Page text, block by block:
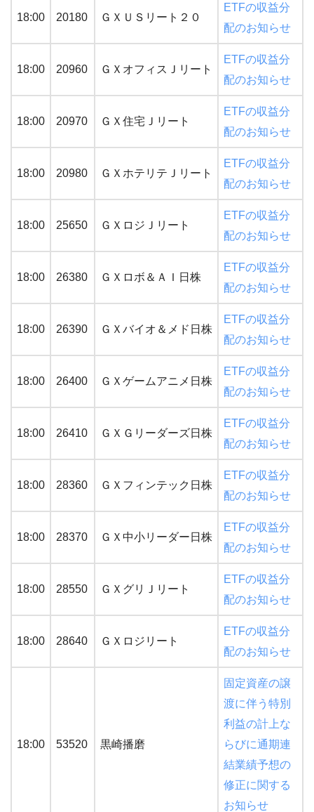
18:00 20180 ＧＸＵＳリート２０
ETFの収益分
配のお知らせ
18:00 20960 ＧＸオフィスＪリート
ETFの収益分
配のお知らせ
18:00 20970 ＧＸ住宅Ｊリート
ETFの収益分
配のお知らせ
18:00 20980 ＧＸホテリテＪリート
ETFの収益分
配のお知らせ
18:00 25650 ＧＸロジＪリート
ETFの収益分
配のお知らせ
18:00 26380 ＧＸロボ＆ＡＩ日株
ETFの収益分
配のお知らせ
18:00 26390 ＧＸバイオ＆メド日株
ETFの収益分
配のお知らせ
18:00 26400 ＧＸゲームアニメ日株
ETFの収益分
配のお知らせ
18:00 26410 ＧＸＧリーダーズ日株
ETFの収益分
配のお知らせ
18:00 28360 ＧＸフィンテック日株
ETFの収益分
配のお知らせ
18:00 28370 ＧＸ中小リーダー日株
ETFの収益分
配のお知らせ
18:00 28550 ＧＸグリＪリート
ETFの収益分
配のお知らせ
18:00 28640 ＧＸロジリート
ETFの収益分
配のお知らせ
18:00 53520 黒崎播磨
固定資産の譲
渡に伴う特別
利益の計上な
らびに通期連
結業績予想の
修正に関する
お知らせ